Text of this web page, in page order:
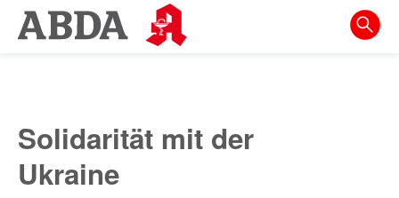
Springe
direkt
zur
Meta-
Navigation
Solidarität mit der
Ukraine